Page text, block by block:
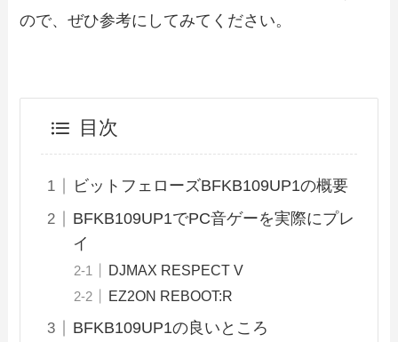
ので、ぜひ参考にしてみてください。
目次
ビットフェローズBFKB109UP1の概要
BFKB109UP1でPC音ゲーを実際にプレ
イ
DJMAX RESPECT V
EZ2ON REBOOT:R
BFKB109UP1の良いところ